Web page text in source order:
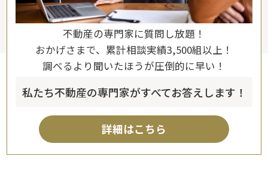
不動産の専門家に質問し放題！
おかげさまで、累計相談実績3,500組以上！
調べるより聞いたほうが圧倒的に早い！
私たち不動産の専門家がすべてお答えします！
詳細はこちら